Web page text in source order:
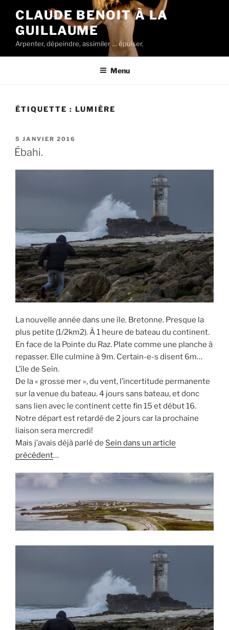
contenu
principal
CLAUDE BENOIT À LA
GUILLAUME
Arpenter, dépeindre, assimiler … épuiser.
Menu
ÉTIQUETTE : LUMIÈRE
PUBLIÉ
LE
5 JANVIER 2016
Ébahi.
La nouvelle année dans une île. Bretonne. Presque la
plus petite (1/2km2). À 1 heure de bateau du continent.
En face de la Pointe du Raz. Plate comme une planche à
repasser. Elle culmine à 9m. Certain-e-s disent 6m…
L’île de Sein.
De la « grosse mer », du vent, l’incertitude permanente
sur la venue du bateau. 4 jours sans bateau, et donc
sans lien avec le continent cette fin 15 et début 16.
Notre départ est retardé de 2 jours car la prochaine
liaison sera mercredi!
Mais j’avais déjà parlé de Sein dans un article
précédent…